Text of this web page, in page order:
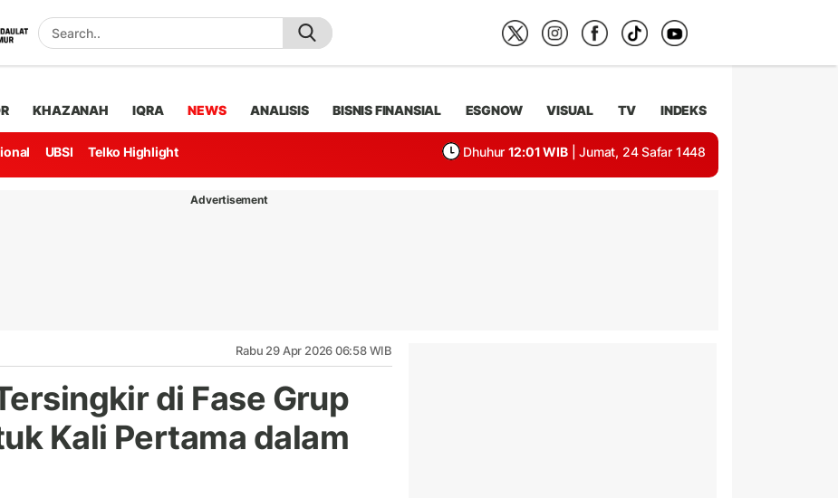
KHAZANAH IQRA NEWS ANALISIS BISNIS FINANSIAL ESGNOW VISUAL TV INDEKS
UBSI Telko Highlight Dhuhur 12:01 WIB | Jumat, 24 Safar 1448
Advertisement
Rabu 29 Apr 2026 06:58 WIB
di Fase Grup
Kali Pertama dalam